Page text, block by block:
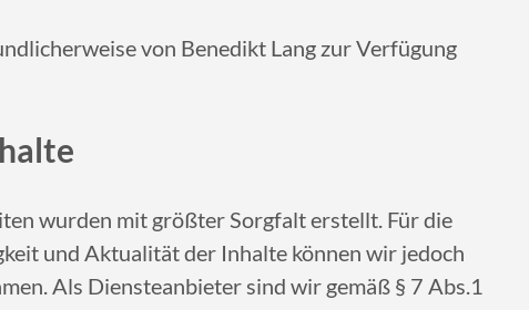
von Benedikt Lang zur Verfügung
wurden mit größter Sorgfalt erstellt. Für die
und Aktualität der Inhalte können wir jedoch
Als Diensteanbieter sind wir gemäß § 7 Abs.1